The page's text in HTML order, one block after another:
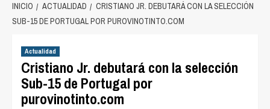
INICIO ACTUALIDAD
CRISTIANO JR. DEBUTARÁ CON LA SELECCIÓN
SUB-15 DE PORTUGAL POR PUROVINOTINTO.COM
Actualidad
Cristiano Jr. debutará con la selección
Sub-15 de Portugal por
purovinotinto.com